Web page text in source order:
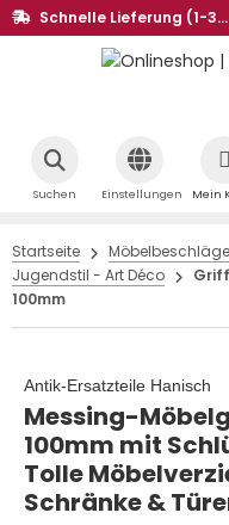
Schnelle Lieferung (1-3
Werktage)
Suchen Einstellungen Mein
Startseite
Jugendstil - Art Déco
100mm
Antik-Ersatzteile Hanisch
Messing-
100mm mit
Tolle
Schränke &